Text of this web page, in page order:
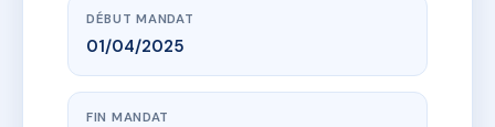
DÉBUT MANDAT
01/04/2025
FIN MANDAT